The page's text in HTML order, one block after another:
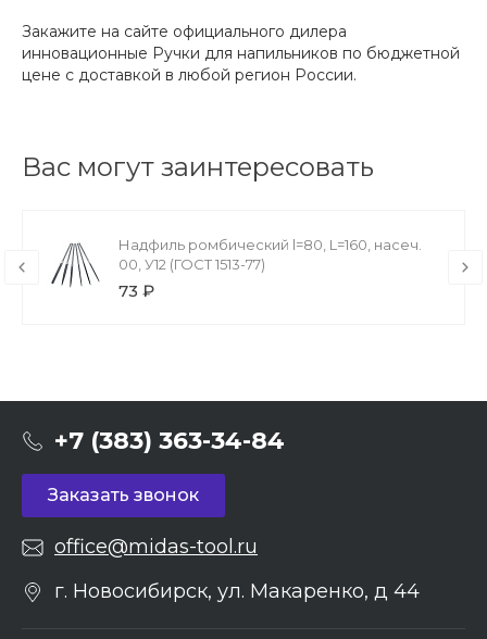
Закажите на сайте официального дилера
инновационные Ручки для напильников по бюджетной
цене с доставкой в любой регион России.
Вас могут заинтересовать
Надфиль ромбический l=80, L=160, насеч.
00, У12 (ГОСТ 1513-77)
73 ₽
+7 (383) 363-34-84
Заказать звонок
office@midas-tool.ru
г. Новосибирск, ул. Макаренко, д 44